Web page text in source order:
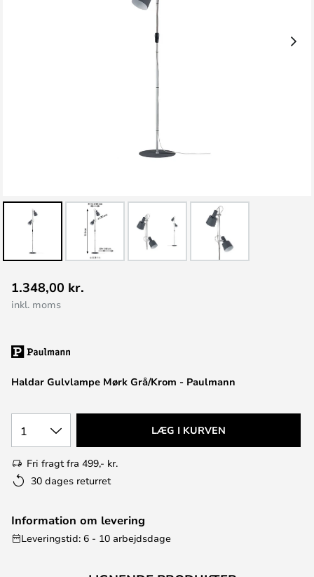
til
starten
billedgalleriet
Haldar Gulvlampe Mørk Grå/Krom - Paulmann
1.348,00 kr.
inkl. moms
1 LÆG I KURVEN
Fri fragt fra 499,- kr.
30 dages returret
Information om levering
Leveringstid: 6 - 10 arbejdsdage